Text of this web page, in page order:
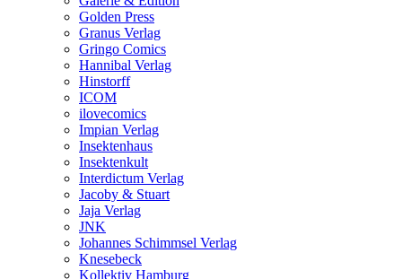
Golden Press
Granus Verlag
Gringo Comics
Hannibal Verlag
Hinstorff
ICOM
ilovecomics
Impian Verlag
Insektenhaus
Insektenkult
Interdictum Verlag
Jacoby & Stuart
Jaja Verlag
JNK
Johannes Schimmsel Verlag
Knesebeck
Kollektiv Hamburg